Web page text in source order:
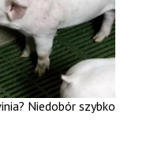
Niedobór szybko